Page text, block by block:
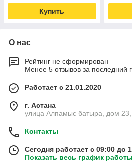
Купить
О нас
Рейтинг не сформирован
Менее 5 отзывов за последний
Работает с 21.01.2020
г. Астана
улица Алпамыс батыра, дом 23,
Контакты
Сегодня работает с 09:00 до
Показать весь график работы